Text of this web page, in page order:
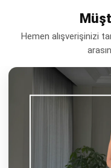
Hemen alışverişinizi